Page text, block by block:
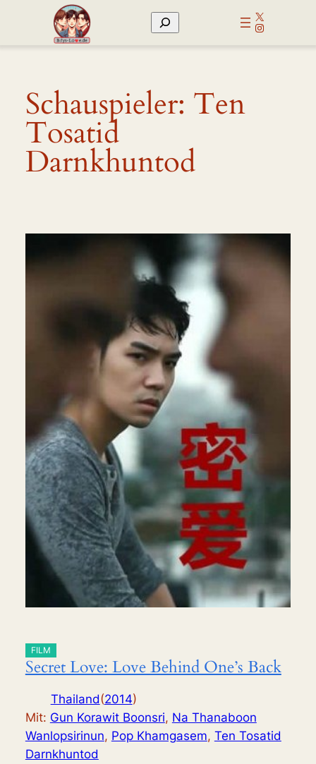
Suchen
X
Instagram
Schauspieler: Ten
Tosatid
Darnkhuntod
FILM
Secret Love: Love Behind One’s Back
Thailand(2014)
Mit: Gun Korawit Boonsri, Na Thanaboon
Wanlopsirinun, Pop Khamgasem, Ten Tosatid
Darnkhuntod